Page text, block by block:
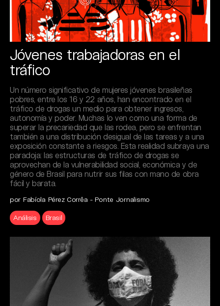
Jóvenes trabajadoras en el
tráfico
Un número significativo de mujeres jóvenes brasileñas
pobres, entre los 16 y 22 años, han encontrado en el
tráfico de drogas un medio para obtener ingresos,
autonomía y poder. Muchas lo ven como una forma de
superar la precariedad que las rodea, pero se enfrentan
también a una distribución desigual de las tareas y a una
exposición constante a riesgos. Esta realidad subraya una
paradoja: las estructuras de tráfico de drogas se
aprovechan de la vulnerabilidad social, económica y de
género de Brasil para nutrir sus filas con mano de obra
fácil y barata.
por Fabíola Pérez Corrêa - Ponte Jornalismo
Análisis Brasil